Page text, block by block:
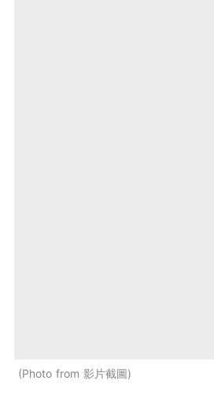
Photo from 影片截圖